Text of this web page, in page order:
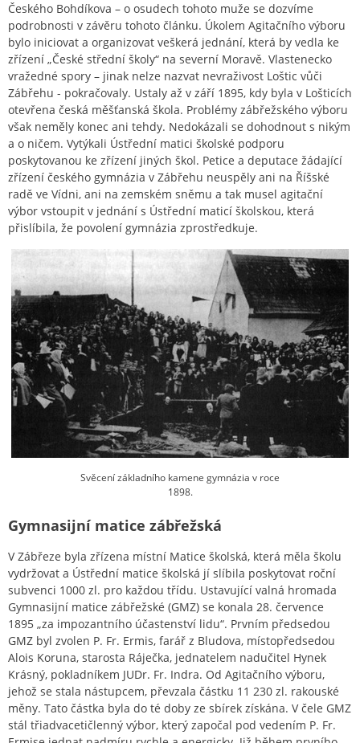
Českého Bohdíkova – o osudech tohoto muže se dozvíme
podrobnosti v závěru tohoto článku. Úkolem Agitačního výboru
bylo iniciovat a organizovat veškerá jednání, která by vedla ke
zřízení „České střední školy“ na severní Moravě. Vlastenecko
vražedné spory – jinak nelze nazvat nevraživost Loštic vůči
Zábřehu - pokračovaly. Ustaly až v září 1895, kdy byla v Lošticích
otevřena česká měšťanská škola. Problémy zábřežského výboru
však neměly konec ani tehdy. Nedokázali se dohodnout s nikým
a o ničem. Vytýkali Ústřední matici školské podporu
poskytovanou ke zřízení jiných škol. Petice a deputace žádající
zřízení českého gymnázia v Zábřehu neuspěly ani na Říšské
radě ve Vídni, ani na zemském sněmu a tak musel agitační
výbor vstoupit v jednání s Ústřední maticí školskou, která
přislíbila, že povolení gymnázia zprostředkuje.
Svěcení základního kamene gymnázia v roce
1898.
Gymnasijní matice zábřežská
V Zábřeze byla zřízena místní Matice školská, která měla školu
vydržovat a Ústřední matice školská jí slíbila poskytovat roční
subvenci 1000 zl. pro každou třídu. Ustavující valná hromada
Gymnasijní matice zábřežské (GMZ) se konala 28. července
1895 „za impozantního účastenství lidu“. Prvním předsedou
GMZ byl zvolen P. Fr. Ermis, farář z Bludova, místopředsedou
Alois Koruna, starosta Ráječka, jednatelem nadučitel Hynek
Krásný, pokladníkem JUDr. Fr. Indra. Od Agitačního výboru,
jehož se stala nástupcem, převzala částku 11 230 zl. rakouské
měny. Tato částka byla do té doby ze sbírek získána. V čele GMZ
stál třiadvacetičlenný výbor, který započal pod vedením P. Fr.